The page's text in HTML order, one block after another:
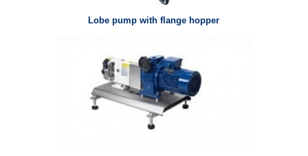
Lobe pump with flange hopper